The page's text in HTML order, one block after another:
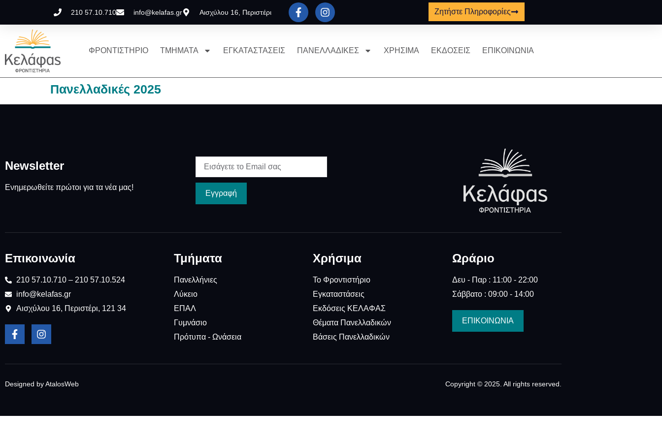
210 57.10.710 info@kelafas.gr Αισχύλου 16, Περιστέρι Ζητήστε Πληροφορίες
ΦΡΟΝΤΙΣΤΗΡΙΟ ΤΜΗΜΑΤΑ ΕΓΚΑΤΑΣΤΑΣΕΙΣ ΠΑΝΕΛΛΑΔΙΚΕΣ ΧΡΗΣΙΜΑ ΕΚΔΟΣΕΙΣ ΕΠΙΚΟΙΝΩΝΙΑ
Πανελλαδικές 2025
Newsletter
Ενημερωθείτε πρώτοι για τα νέα μας!
Εγγραφή
Επικοινωνία
210 57.10.710 – 210 57.10.524
info@kelafas.gr
Αισχύλου 16, Περιστέρι, 121 34
Τμήματα
Πανελλήνιες
Λύκειο
ΕΠΑΛ
Γυμνάσιο
Πρότυπα - Ωνάσεια
Χρήσιμα
Το Φροντιστήριο
Εγκαταστάσεις
Εκδόσεις ΚΕΛΑΦΑΣ
Θέματα Πανελλαδικών
Βάσεις Πανελλαδικών
Ωράριο
Δευ - Παρ : 11:00 - 22:00
Σάββατο : 09:00 - 14:00
ΕΠΙΚΟΙΝΩΝΙΑ
Designed by AtalosWeb Copyright © 2025. All rights reserved.